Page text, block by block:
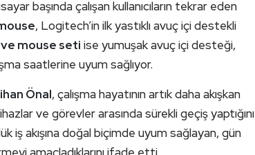
başında çalışan kullanıcıların tekrar eden
, Logitech’in ilk yastıklı avuç içi destekli
mouse seti ise yumuşak avuç içi desteği,
saatlerine uyum sağlıyor.
Önal, çalışma hayatının artık daha akışkan
ve görevler arasında sürekli geçiş yaptığını
iş akışına doğal biçimde uyum sağlayan, gün